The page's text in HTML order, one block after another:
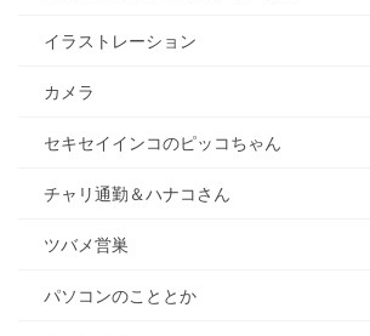
イラストレーション
カメラ
セキセイインコのピッコちゃん
チャリ通勤＆ハナコさん
ツバメ営巣
パソコンのこととか